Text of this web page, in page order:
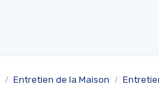
Entretien de la Maison